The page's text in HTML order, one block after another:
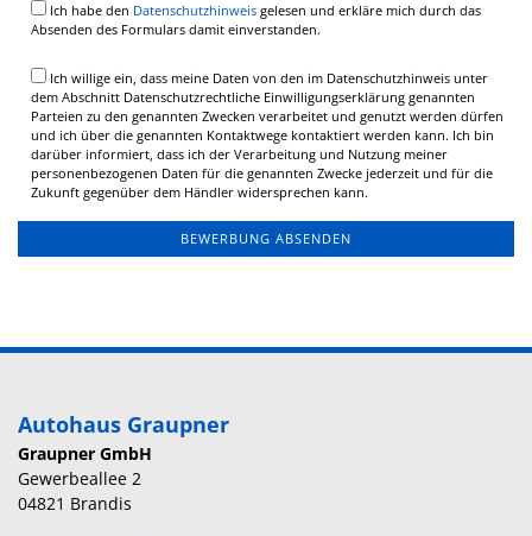
Ich habe den Datenschutzhinweis gelesen und erkläre mich durch das
Absenden des Formulars damit einverstanden.
Ich willige ein, dass meine Daten von den im Datenschutzhinweis unter
dem Abschnitt Datenschutzrechtliche Einwilligungserklärung genannten
Parteien zu den genannten Zwecken verarbeitet und genutzt werden dürfen
und ich über die genannten Kontaktwege kontaktiert werden kann. Ich bin
darüber informiert, dass ich der Verarbeitung und Nutzung meiner
personenbezogenen Daten für die genannten Zwecke jederzeit und für die
Zukunft gegenüber dem Händler widersprechen kann.
Autohaus Graupner
Graupner GmbH
Gewerbeallee 2
04821 Brandis